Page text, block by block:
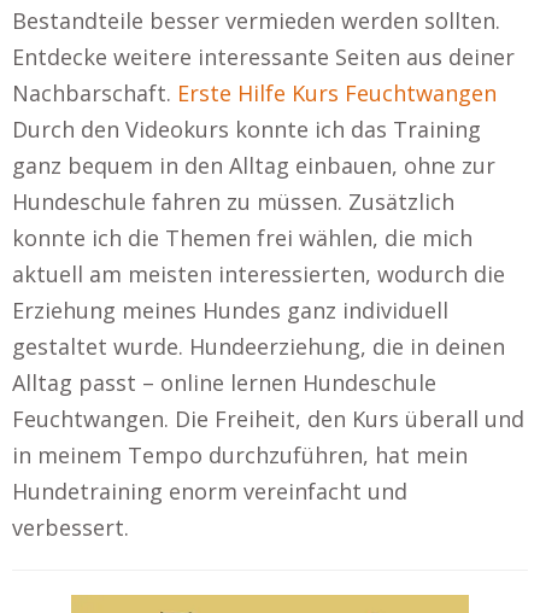
Bestandteile besser vermieden werden sollten.
Entdecke weitere interessante Seiten aus deiner
Nachbarschaft. Erste Hilfe Kurs Feuchtwangen
Durch den Videokurs konnte ich das Training
ganz bequem in den Alltag einbauen, ohne zur
Hundeschule fahren zu müssen. Zusätzlich
konnte ich die Themen frei wählen, die mich
aktuell am meisten interessierten, wodurch die
Erziehung meines Hundes ganz individuell
gestaltet wurde. Hundeerziehung, die in deinen
Alltag passt – online lernen Hundeschule
Feuchtwangen. Die Freiheit, den Kurs überall und
in meinem Tempo durchzuführen, hat mein
Hundetraining enorm vereinfacht und
verbessert.